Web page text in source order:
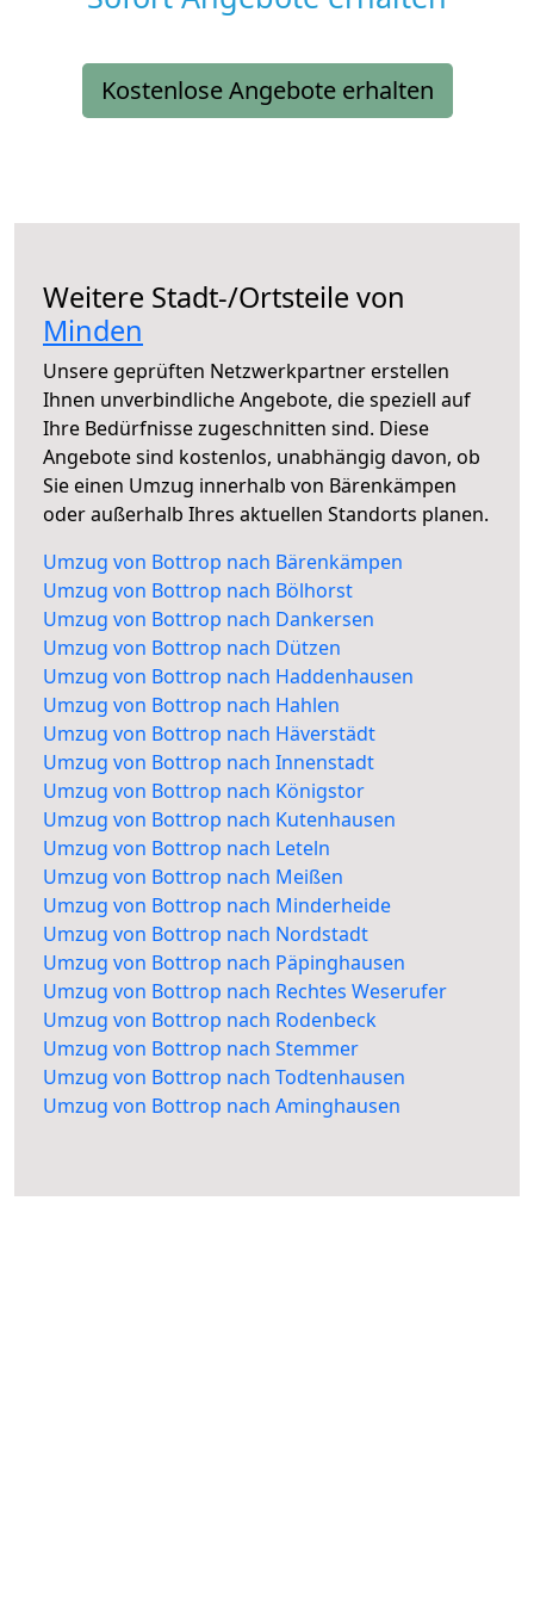
Kostenlose Angebote erhalten
Weitere Stadt-/Ortsteile von
Minden
Unsere geprüften Netzwerkpartner erstellen
Ihnen unverbindliche Angebote, die speziell auf
Ihre Bedürfnisse zugeschnitten sind. Diese
Angebote sind kostenlos, unabhängig davon, ob
Sie einen Umzug innerhalb von Bärenkämpen
oder außerhalb Ihres aktuellen Standorts planen.
Umzug von Bottrop nach Bärenkämpen
Umzug von Bottrop nach Bölhorst
Umzug von Bottrop nach Dankersen
Umzug von Bottrop nach Dützen
Umzug von Bottrop nach Haddenhausen
Umzug von Bottrop nach Hahlen
Umzug von Bottrop nach Häverstädt
Umzug von Bottrop nach Innenstadt
Umzug von Bottrop nach Königstor
Umzug von Bottrop nach Kutenhausen
Umzug von Bottrop nach Leteln
Umzug von Bottrop nach Meißen
Umzug von Bottrop nach Minderheide
Umzug von Bottrop nach Nordstadt
Umzug von Bottrop nach Päpinghausen
Umzug von Bottrop nach Rechtes Weserufer
Umzug von Bottrop nach Rodenbeck
Umzug von Bottrop nach Stemmer
Umzug von Bottrop nach Todtenhausen
Umzug von Bottrop nach Aminghausen